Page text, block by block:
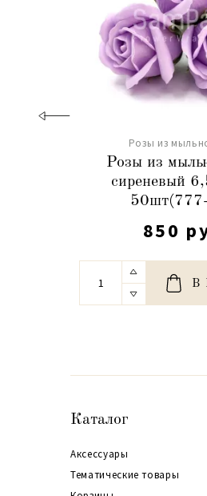
Розы из
Розы из
сиреневый
850
В
Каталог
Аксессуары
Тематические товары